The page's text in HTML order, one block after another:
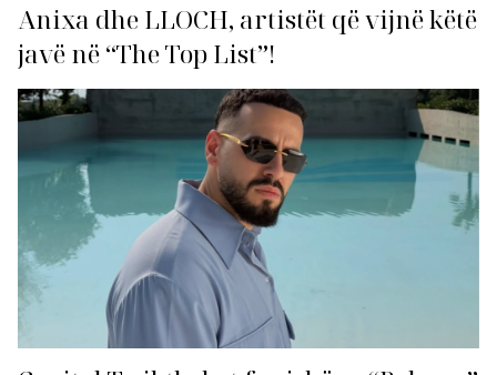
Anixa dhe LLOCH, artistët që vijnë këtë
javë në “The Top List”!